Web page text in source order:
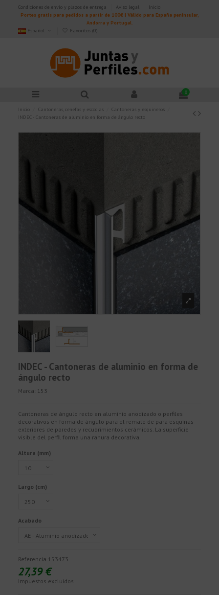
Condiciones de envío y plazos de entrega Aviso legal
Inicio
Portes gratis para pedidos a partir de 100€ | Válido para España peninsular,
Andorra y Portugal.
Español
Favoritos (0)
0
Inicio Cantoneras, cenefas y escocias
Cantoneras y esquineros
INDEC - Cantoneras de aluminio en forma de ángulo recto
INDEC - Cantoneras de aluminio en forma de
ángulo recto
Marca: 153
Cantoneras de ángulo recto en aluminio anodizado o perfiles
decorativos en forma de ángulo para el remate de para esquinas
exteriores de paredes y recubrimientos cerámicos. La superficie
visible del perfil forma una ranura decorativa.
Altura (mm)
Largo (cm)
Acabado
Referencia 153473
27,39 €
Impuestos excluidos